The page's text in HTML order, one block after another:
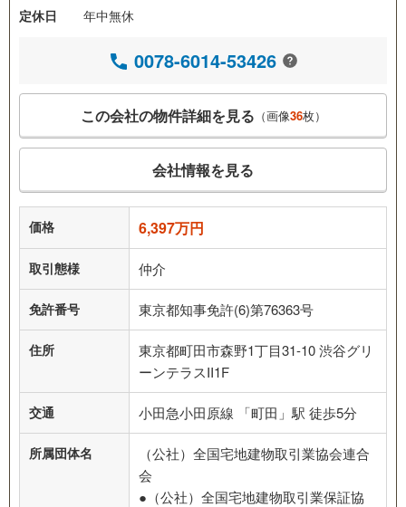
定休日
年中無休
0078-6014-53426
この会社の物件詳細を見る （画像36枚）
会社情報を見る
価格 6,397万円
取引態様 仲介
免許番号 東京都知事免許(6)第76363号
住所
東京都町田市森野1丁目31-10 渋谷グリ
ーンテラスII1F
交通 小田急小田原線 「町田」駅 徒歩5分
所属団体名
（公社）全国宅地建物取引業協会連合
会
●（公社）全国宅地建物取引業保証協